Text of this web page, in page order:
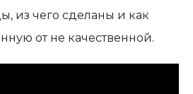
из чего сделаны и как
от не качественной.